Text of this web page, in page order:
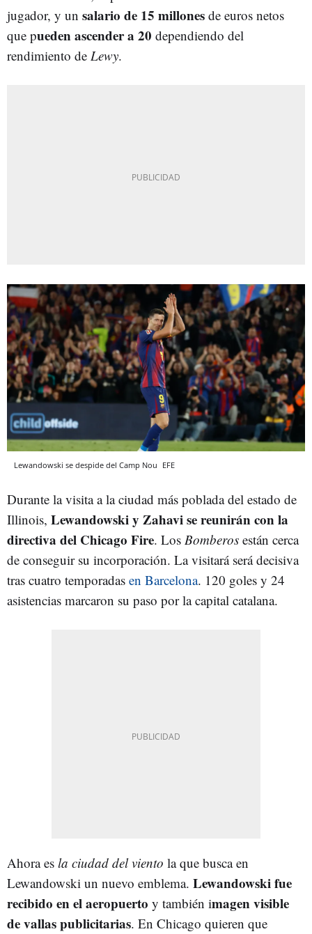
jugador, y un salario de 15 millones de euros netos
que pueden ascender a 20 dependiendo del
rendimiento de Lewy.
Lewandowski se despide del Camp Nou EFE
Durante la visita a la ciudad más poblada del estado de
Illinois, Lewandowski y Zahavi se reunirán con la
directiva del Chicago Fire. Los Bomberos están cerca
de conseguir su incorporación. La visitará será decisiva
tras cuatro temporadas en Barcelona. 120 goles y 24
asistencias marcaron su paso por la capital catalana.
Ahora es la ciudad del viento la que busca en
Lewandowski un nuevo emblema. Lewandowski fue
recibido en el aeropuerto y también imagen visible
de vallas publicitarias. En Chicago quieren que